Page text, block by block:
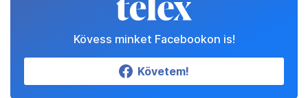
Kövess minket Facebookon is!
Követem!